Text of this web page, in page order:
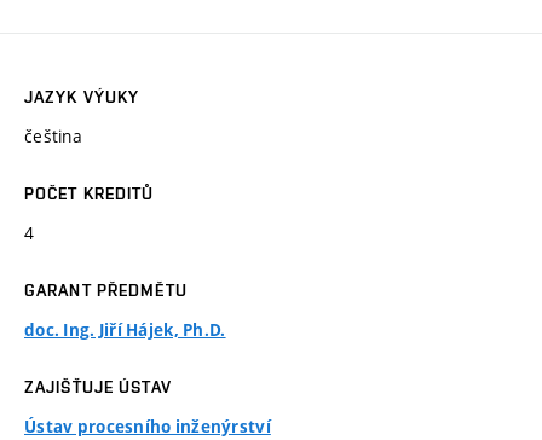
JAZYK VÝUKY
čeština
POČET KREDITŮ
4
GARANT PŘEDMĚTU
doc. Ing. Jiří Hájek, Ph.D.
ZAJIŠŤUJE ÚSTAV
Ústav procesního inženýrství